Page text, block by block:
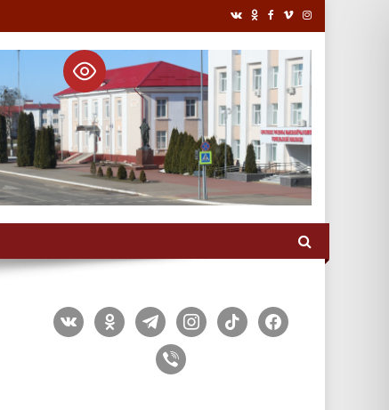
vkontakteodnoklassniki
telegraminstagram
tiktok facebook
viber